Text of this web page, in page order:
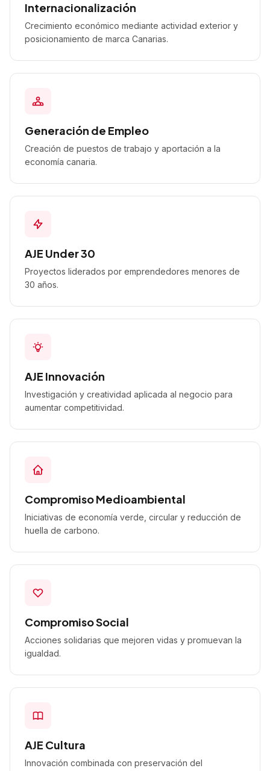
Internacionalización
Crecimiento económico mediante actividad exterior y
posicionamiento de marca Canarias.
Generación de Empleo
Creación de puestos de trabajo y aportación a la
economía canaria.
AJE Under 30
Proyectos liderados por emprendedores menores de
30 años.
AJE Innovación
Investigación y creatividad aplicada al negocio para
aumentar competitividad.
Compromiso Medioambiental
Iniciativas de economía verde, circular y reducción de
huella de carbono.
Compromiso Social
Acciones solidarias que mejoren vidas y promuevan la
igualdad.
AJE Cultura
Innovación combinada con preservación del